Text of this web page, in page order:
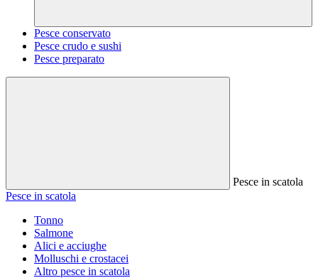
Pesce conservato
Pesce crudo e sushi
Pesce preparato
Pesce in scatola
Pesce in scatola
Tonno
Salmone
Alici e acciughe
Molluschi e crostacei
Altro pesce in scatola